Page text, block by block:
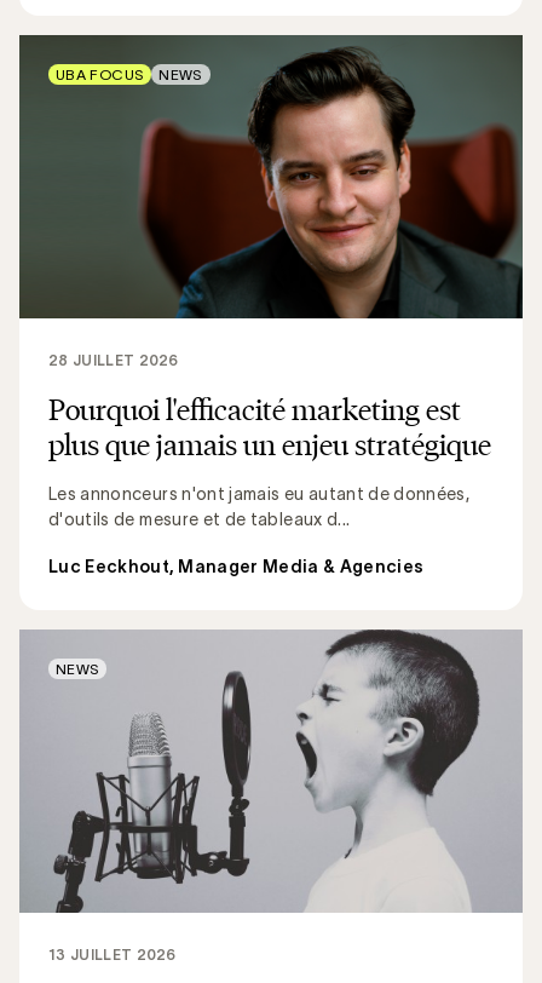
Pourquoi l'efficacité marketing est
plus que jamais un enjeu stratégique
Les annonceurs n'ont jamais eu autant de données,
d'outils de mesure et de tableaux d...
28 JUILLET 2026
Luc Eeckhout, Manager Media & Agencies
UBA FOCUS NEWS
13 JUILLET 2026
NEWS